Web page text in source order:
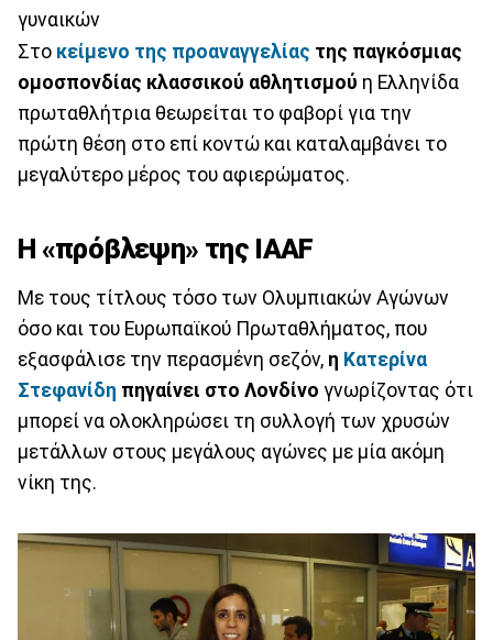
γυναικών
Στο κείμενο της προαναγγελίας της παγκόσμιας
ομοσπονδίας κλασσικού αθλητισμού η Ελληνίδα
πρωταθλήτρια θεωρείται το φαβορί για την
πρώτη θέση στο επί κοντώ και καταλαμβάνει το
μεγαλύτερο μέρος του αφιερώματος.
Η «πρόβλεψη» της IAAF
Με τους τίτλους τόσο των Ολυμπιακών Αγώνων
όσο και του Ευρωπαϊκού Πρωταθλήματος, που
εξασφάλισε την περασμένη σεζόν, η Κατερίνα
Στεφανίδη πηγαίνει στο Λονδίνο γνωρίζοντας ότι
μπορεί να ολοκληρώσει τη συλλογή των χρυσών
μετάλλων στους μεγάλους αγώνες με μία ακόμη
νίκη της.